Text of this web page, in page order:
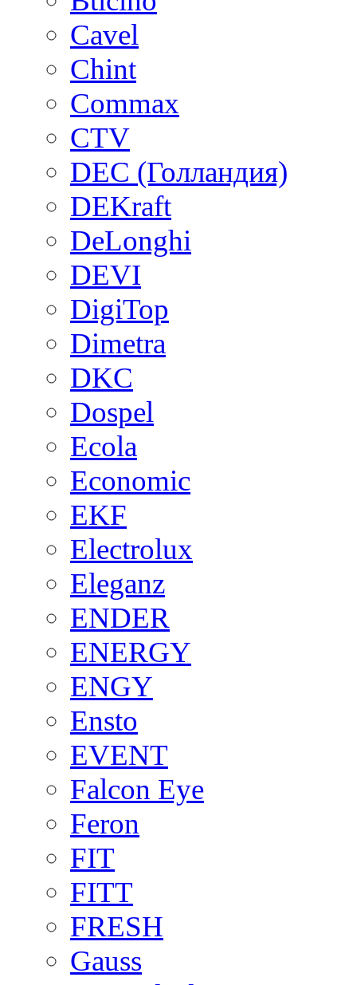
Cavel
Chint
Commax
CTV
DEC (Голландия)
DEKraft
DeLonghi
DEVI
DigiTop
Dimetra
DKC
Dospel
Ecola
Economic
EKF
Electrolux
Eleganz
ENDER
ENERGY
ENGY
Ensto
EVENT
Falcon Eye
Feron
FIT
FITT
FRESH
Gauss